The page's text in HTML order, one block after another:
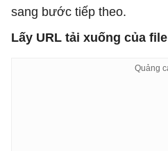
sang bước tiếp theo.
Lấy URL tải xuống của file